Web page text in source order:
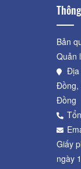
Bản
Quản
Địa
Đồng,
Đồng
Giấy
ngày